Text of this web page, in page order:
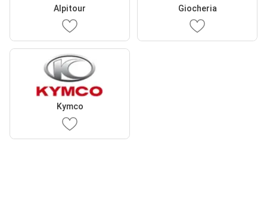
Alpitour Giocheria
Kymco